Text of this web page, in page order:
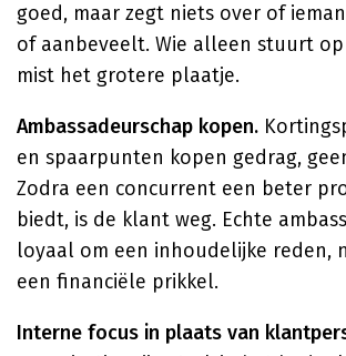
goed, maar zegt niets over of
of aanbeveelt. Wie alleen stuurt
mist het grotere plaatje.
Ambassadeurschap kopen.
en spaarpunten kopen gedrag,
Zodra een concurrent een beter
biedt, is de klant weg. Echte
loyaal om een inhoudelijke reden,
een financiële prikkel.
Interne focus in plaats van